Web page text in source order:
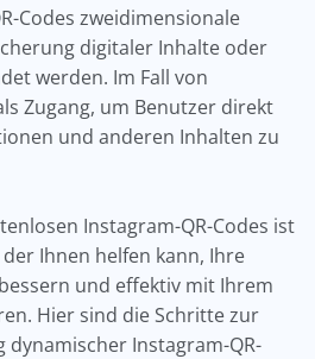
Codes zweidimensionale
digitaler Inhalte oder
werden. Im Fall von
Zugang, um Benutzer direkt
und anderen Inhalten zu
Instagram-QR-Codes ist
Ihnen helfen kann, Ihre
und effektiv mit Ihrem
Hier sind die Schritte zur
dynamischer Instagram-QR-